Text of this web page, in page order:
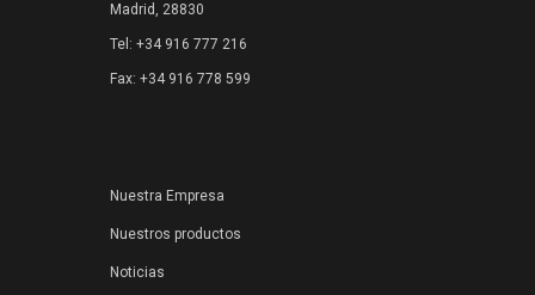
Madrid, 28830
Tel: +34 916 777 216
Fax: +34 916 778 599
Nuestra Empresa
Nuestros productos
Noticias